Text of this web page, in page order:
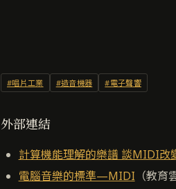
#唱片工業 #造音機器 #電子聲響
外部連結
計算機能理解的樂譜 談MIDI改
電腦音樂的標準—MIDI （教育